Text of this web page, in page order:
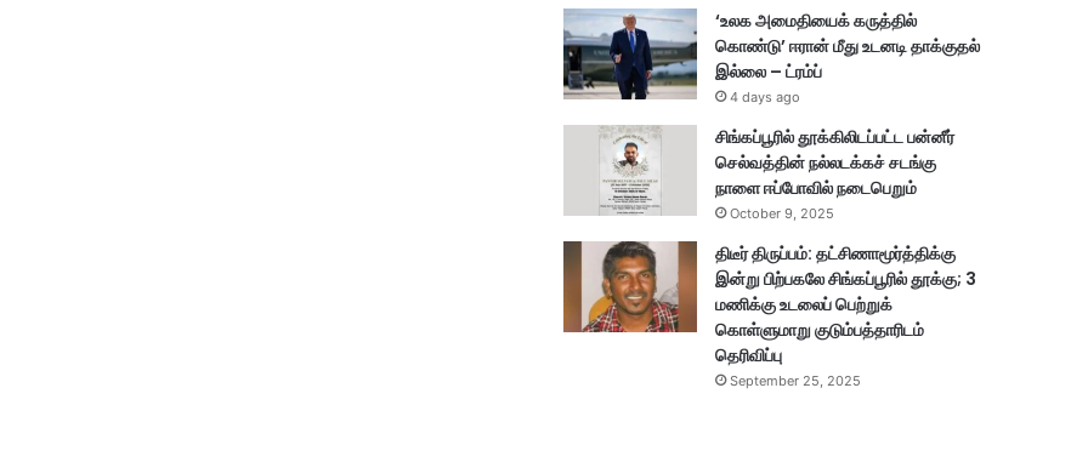
‘உலக அமைதியைக் கருத்தில்
கொண்டு’ ஈரான் மீது உடனடி தாக்குதல்
இல்லை – ட்ரம்ப்
4 days ago
சிங்கப்பூரில் தூக்கிலிடப்பட்ட பன்னீர்
செல்வத்தின் நல்லடக்கச் சடங்கு
நாளை ஈப்போவில் நடைபெறும்
October 9, 2025
திடீர் திருப்பம்: தட்சிணாமூர்த்திக்கு
இன்று பிற்பகலே சிங்கப்பூரில் தூக்கு; 3
மணிக்கு உடலைப் பெற்றுக்
கொள்ளுமாறு குடும்பத்தாரிடம்
தெரிவிப்பு
September 25, 2025